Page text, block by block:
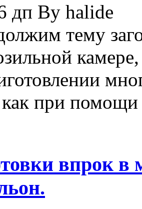
дп By halide
тему
при помощи
впрок в